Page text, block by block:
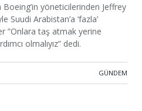
yöneticilerinden Jeffrey
Suudi Arabistan’a ‘fazla’
”Onlara taş atmak yerine
olmalıyız” dedi.
GÜNDEM